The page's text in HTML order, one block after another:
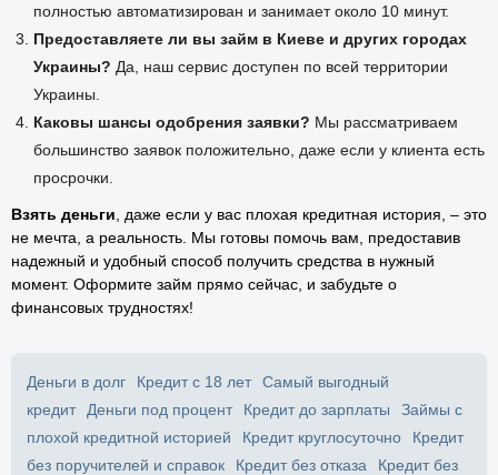
полностью автоматизирован и занимает около 10 минут.
Предоставляете ли вы займ в Киеве и других городах
Украины? Да, наш сервис доступен по всей территории
Украины.
Каковы шансы одобрения заявки? Мы рассматриваем
большинство заявок положительно, даже если у клиента есть
просрочки.
Взять деньги , даже если у вас плохая кредитная история, – это
не мечта, а реальность. Мы готовы помочь вам, предоставив
надежный и удобный способ получить средства в нужный
момент. Оформите займ прямо сейчас, и забудьте о
финансовых трудностях!
Деньги в долг Кредит с 18 лет
Самый выгодный
кредит
Деньги под процент Кредит до зарплаты
Займы с
плохой кредитной историей
Кредит круглосуточно
Кредит
без поручителей и справок
Кредит без отказа
Кредит без